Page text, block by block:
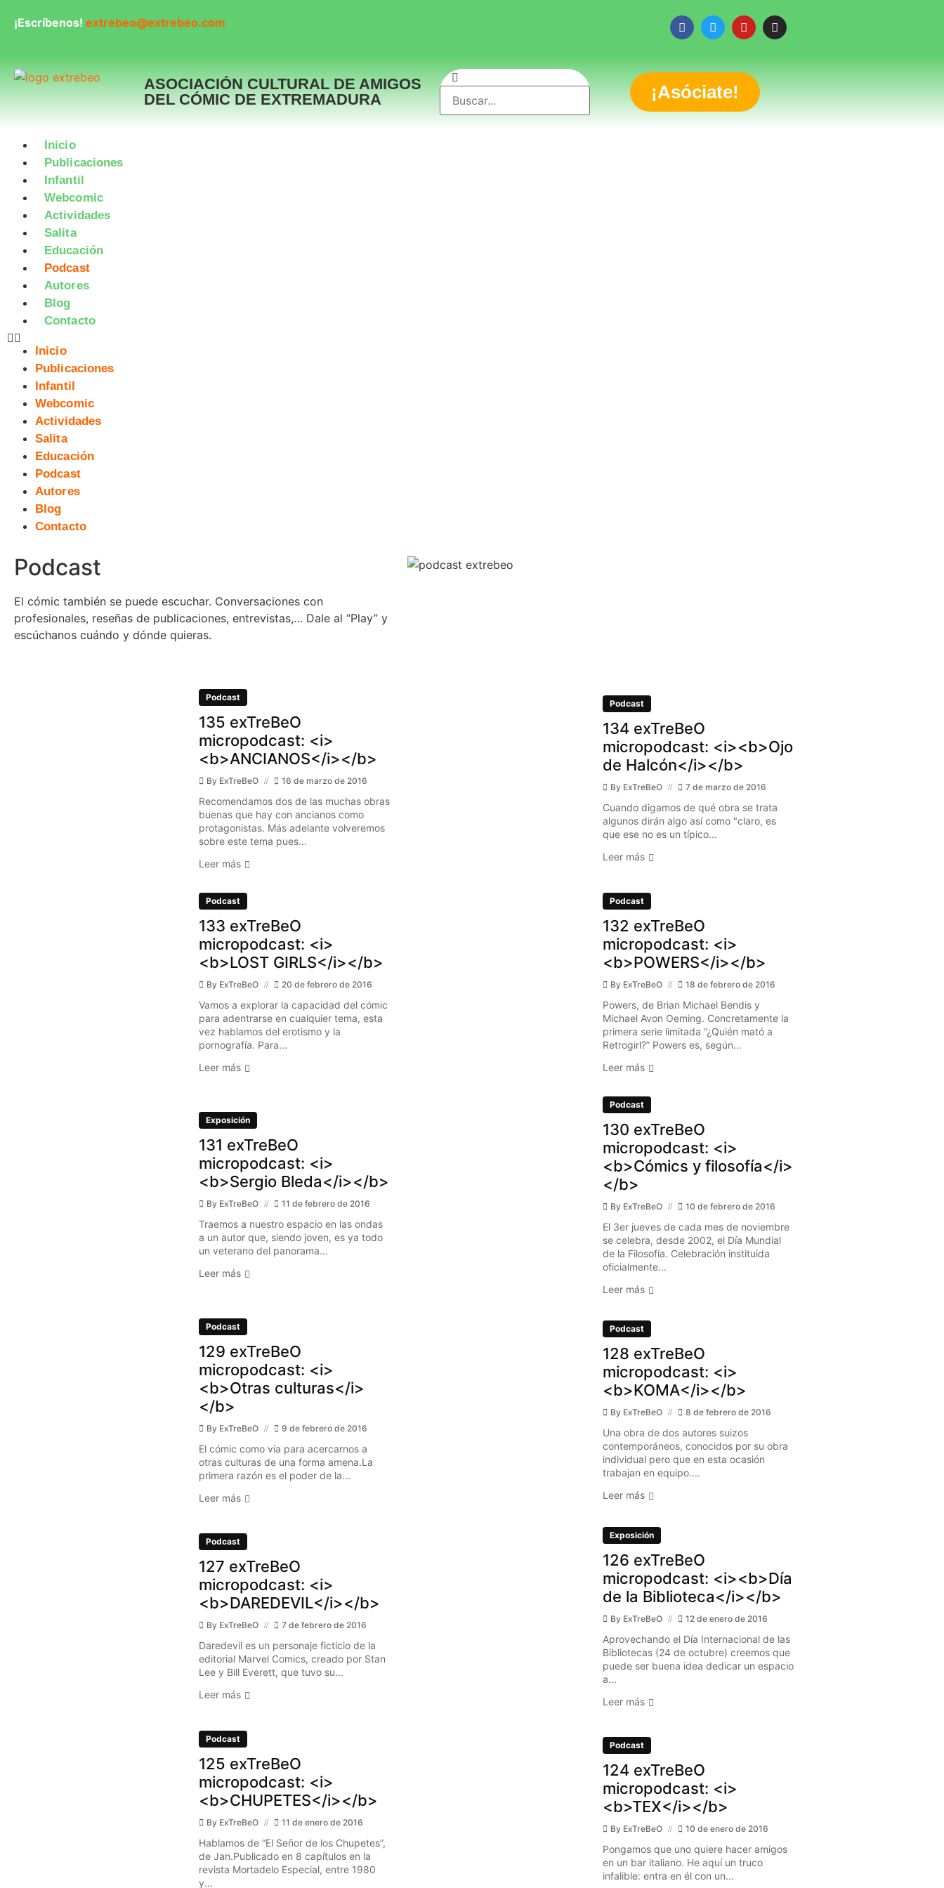
¡Escríbenos! extrebeo@extrebeo.com
ASOCIACIÓN CULTURAL DE AMIGOS
DEL CÓMIC DE EXTREMADURA
¡Asóciate!
Inicio
Publicaciones
Infantil
Webcomic
Actividades
Salita
Educación
Podcast
Autores
Blog
Contacto
Inicio
Publicaciones
Infantil
Webcomic
Actividades
Salita
Educación
Podcast
Autores
Blog
Contacto
Podcast
El cómic también se puede escuchar. Conversaciones con
profesionales, reseñas de publicaciones, entrevistas,… Dale al “Play” y
escúchanos cuándo y dónde quieras.
Podcast
135 exTreBeO
micropodcast: <i>
<b>ANCIANOS</i></b>
By ExTreBeO 16 de marzo de 2016
Recomendamos dos de las muchas obras
buenas que hay con ancianos como
protagonistas. Más adelante volveremos
sobre este tema pues...
Leer más
Podcast
134 exTreBeO
micropodcast: <i><b>Ojo
de Halcón</i></b>
By ExTreBeO 7 de marzo de 2016
Cuando digamos de qué obra se trata
algunos dirán algo así como "claro, es
que ese no es un típico...
Leer más
Podcast
133 exTreBeO
micropodcast: <i>
<b>LOST GIRLS</i></b>
By ExTreBeO 20 de febrero de 2016
Vamos a explorar la capacidad del cómic
para adentrarse en cualquier tema, esta
vez hablamos del erotismo y la
pornografía. Para...
Leer más
Podcast
132 exTreBeO
micropodcast: <i>
<b>POWERS</i></b>
By ExTreBeO 18 de febrero de 2016
Powers, de Brian Michael Bendis y
Michael Avon Oeming. Concretamente la
primera serie limitada “¿Quién mató a
Retrogirl?” Powers es, según...
Leer más
Exposición
131 exTreBeO
micropodcast: <i>
<b>Sergio Bleda</i></b>
By ExTreBeO 11 de febrero de 2016
Traemos a nuestro espacio en las ondas
a un autor que, siendo joven, es ya todo
un veterano del panorama...
Leer más
Podcast
130 exTreBeO
micropodcast: <i>
<b>Cómics y filosofía</i>
</b>
By ExTreBeO 10 de febrero de 2016
El 3er jueves de cada mes de noviembre
se celebra, desde 2002, el Día Mundial
de la Filosofía. Celebración instituida
oficialmente...
Leer más
Podcast
129 exTreBeO
micropodcast: <i>
<b>Otras culturas</i>
</b>
By ExTreBeO 9 de febrero de 2016
El cómic como vía para acercarnos a
otras culturas de una forma amena.La
primera razón es el poder de la...
Leer más
Podcast
128 exTreBeO
micropodcast: <i>
<b>KOMA</i></b>
By ExTreBeO 8 de febrero de 2016
Una obra de dos autores suizos
contemporáneos, conocidos por su obra
individual pero que en esta ocasión
trabajan en equipo....
Leer más
Podcast
127 exTreBeO
micropodcast: <i>
<b>DAREDEVIL</i></b>
By ExTreBeO 7 de febrero de 2016
Daredevil es un personaje ficticio de la
editorial Marvel Comics, creado por Stan
Lee y Bill Everett, que tuvo su...
Leer más
Exposición
126 exTreBeO
micropodcast: <i><b>Día
de la Biblioteca</i></b>
By ExTreBeO 12 de enero de 2016
Aprovechando el Día Internacional de las
Bibliotecas (24 de octubre) creemos que
puede ser buena idea dedicar un espacio
a...
Leer más
Podcast
125 exTreBeO
micropodcast: <i>
<b>CHUPETES</i></b>
By ExTreBeO 11 de enero de 2016
Hablamos de “El Señor de los Chupetes”,
de Jan.Publicado en 8 capítulos en la
revista Mortadelo Especial, entre 1980
y...
Podcast
124 exTreBeO
micropodcast: <i>
<b>TEX</i></b>
By ExTreBeO 10 de enero de 2016
Pongamos que uno quiere hacer amigos
en un bar italiano. He aquí un truco
infalible: entra en él con un...